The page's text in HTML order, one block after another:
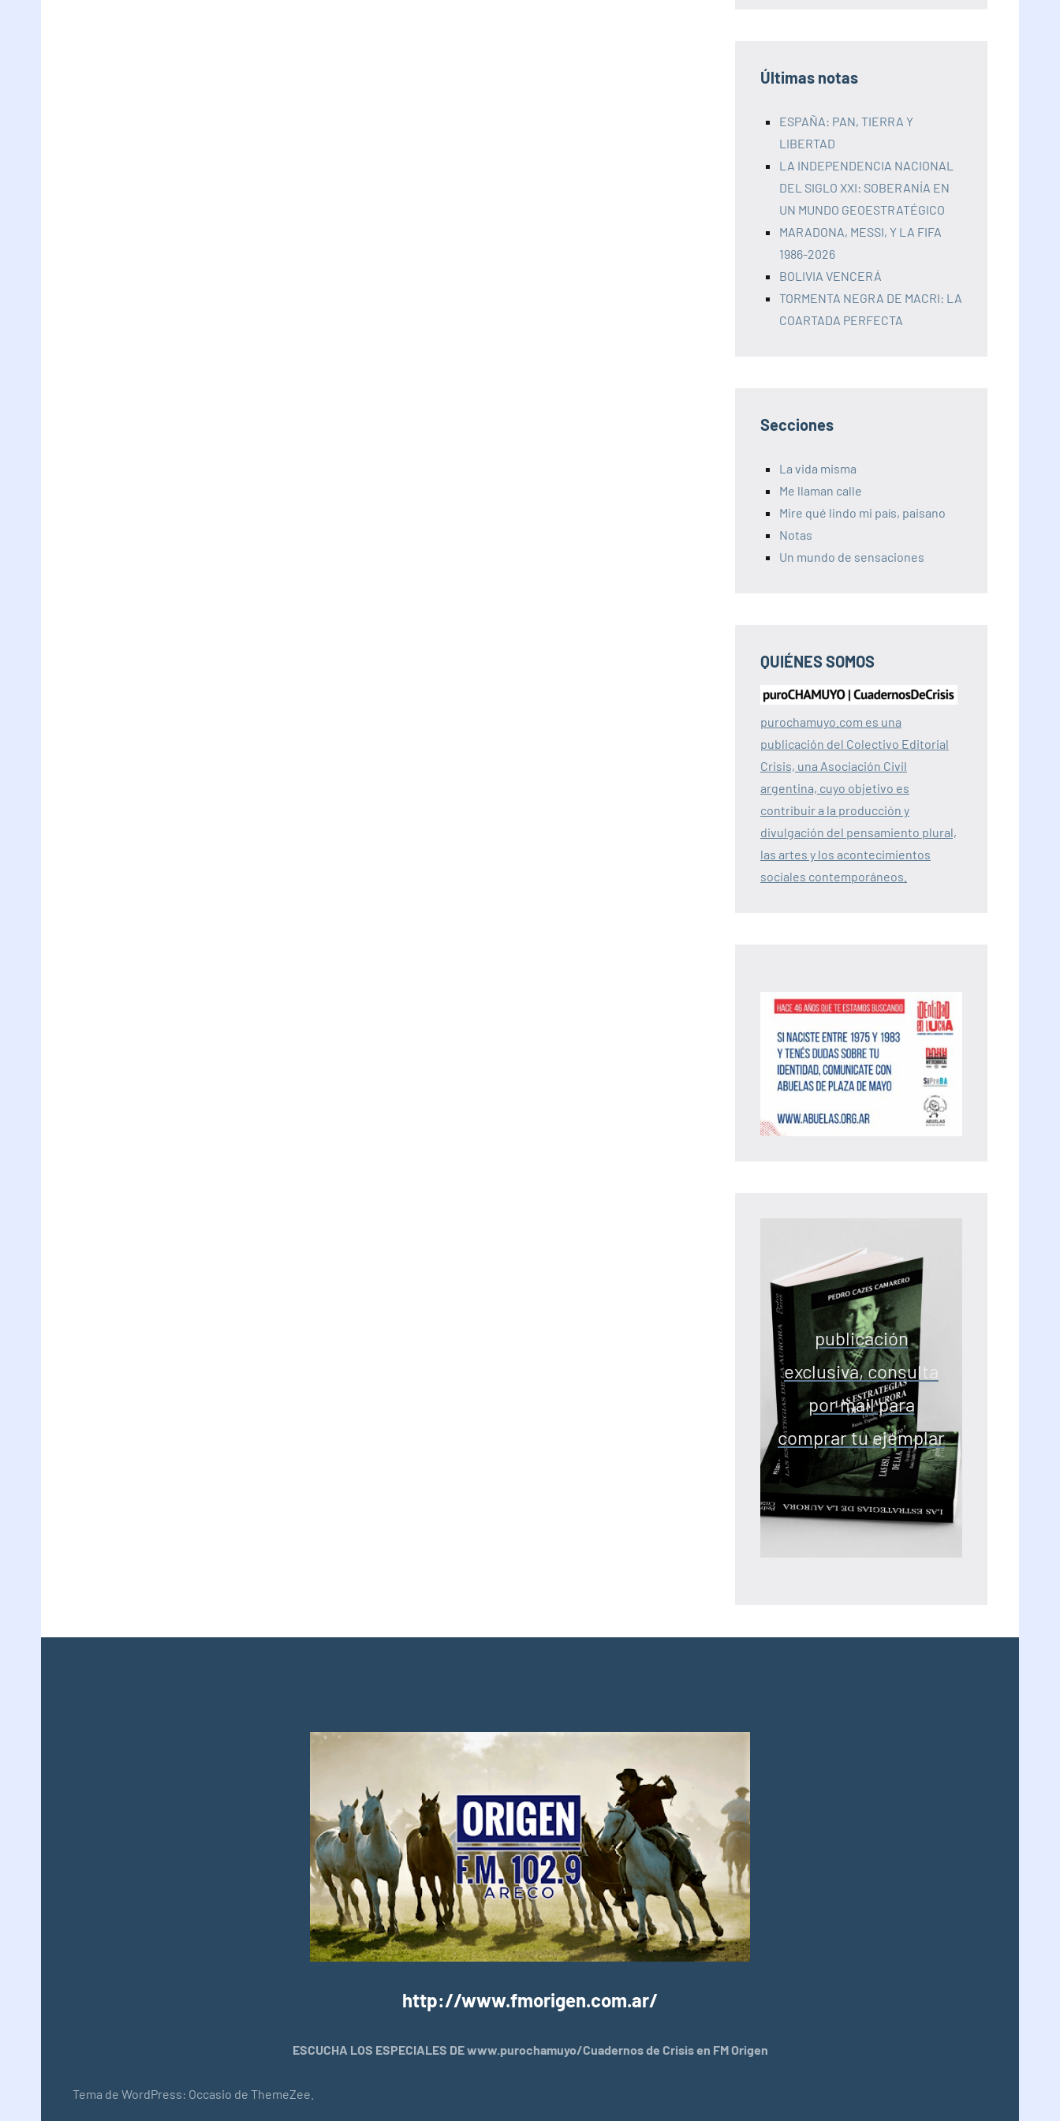
Últimas notas
ESPAÑA: PAN, TIERRA Y
LIBERTAD
LA INDEPENDENCIA NACIONAL
DEL SIGLO XXI: SOBERANÍA EN
UN MUNDO GEOESTRATÉGICO
MARADONA, MESSI, Y LA FIFA
1986-2026
BOLIVIA VENCERÁ
TORMENTA NEGRA DE MACRI: LA
COARTADA PERFECTA
Secciones
La vida misma
Me llaman calle
Mire qué lindo mi país, paisano
Notas
Un mundo de sensaciones
QUIÉNES SOMOS
purochamuyo.com es una
publicación del Colectivo Editorial
Crisis, una Asociación Civil
argentina, cuyo objetivo es
contribuir a la producción y
divulgación del pensamiento plural,
las artes y los acontecimientos
sociales contemporáneos.
publicación
exclusiva, consulta
por mail para
comprar tu ejemplar
http://www.fmorigen.com.ar/
ESCUCHA LOS ESPECIALES DE www.purochamuyo/Cuadernos de Crisis en FM Origen
Tema de WordPress: Occasio de ThemeZee.